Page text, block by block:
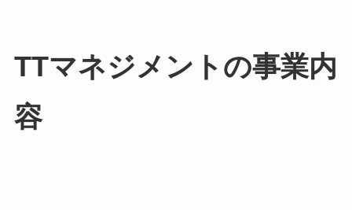
TTマネジメントの事業内
容